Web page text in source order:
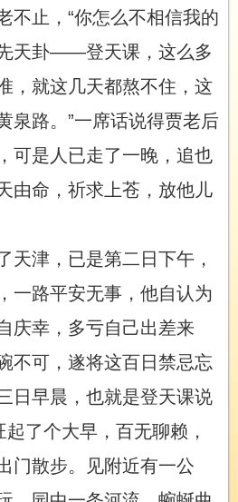
不止，“你怎么不相信我的
天卦——登天课，这么多
，就这几天都熬不住，这
泉路。”一席话说得贾老后
可是人已走了一晚，追也
由命，祈求上苍，放他儿
天津，已是第二日下午，
一路平安无事，他自认为
庆幸，多亏自己出差来
不可，遂将这百日禁忌忘
日早晨，也就是登天课说
了个大早，百无聊赖，
门散步。见附近有一公